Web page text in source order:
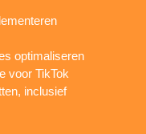
optimaliseren
voor TikTok
inclusief